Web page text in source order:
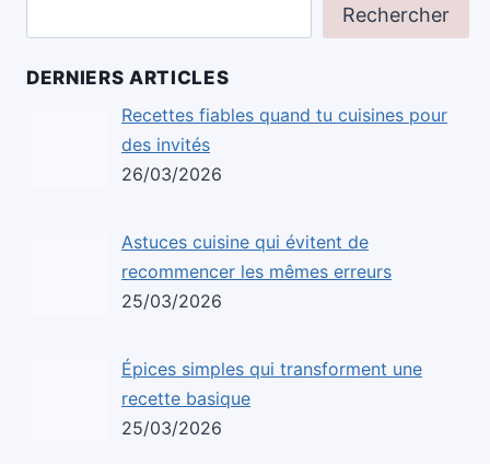
Rechercher
DERNIERS ARTICLES
Recettes fiables quand tu cuisines pour
des invités
26/03/2026
Astuces cuisine qui évitent de
recommencer les mêmes erreurs
25/03/2026
Épices simples qui transforment une
recette basique
25/03/2026